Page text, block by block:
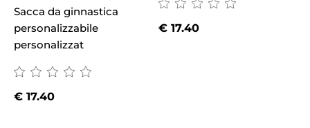
Sacca da ginnastica
personalizzabile
personalizzat
€17.40
€ 17.40